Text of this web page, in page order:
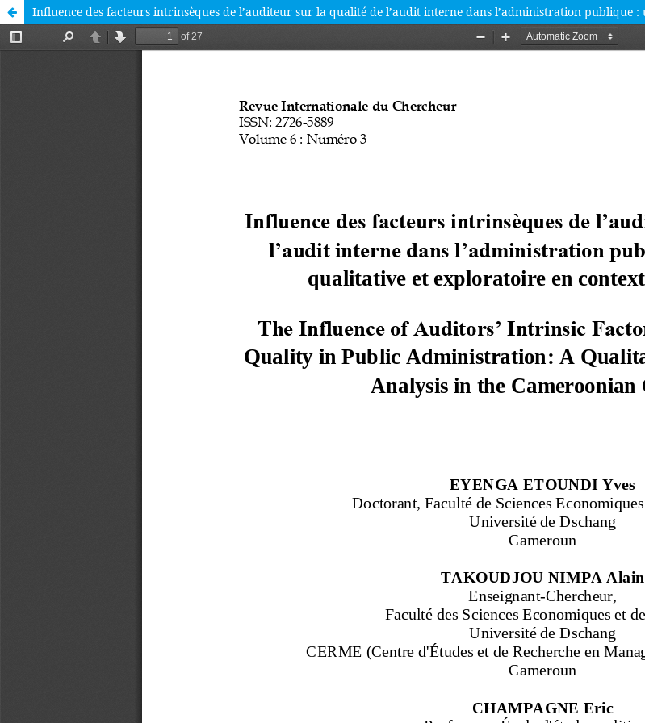
Influence des facteurs intrinsèques de l’auditeur sur la qualité de l’audit interne dans l’administration publique